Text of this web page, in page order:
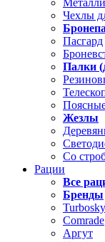
Чехлы
Пасгард
Палки
Жезлы
Со
Рации
Все
Бренды
Turbosky
Comrade
Аргут